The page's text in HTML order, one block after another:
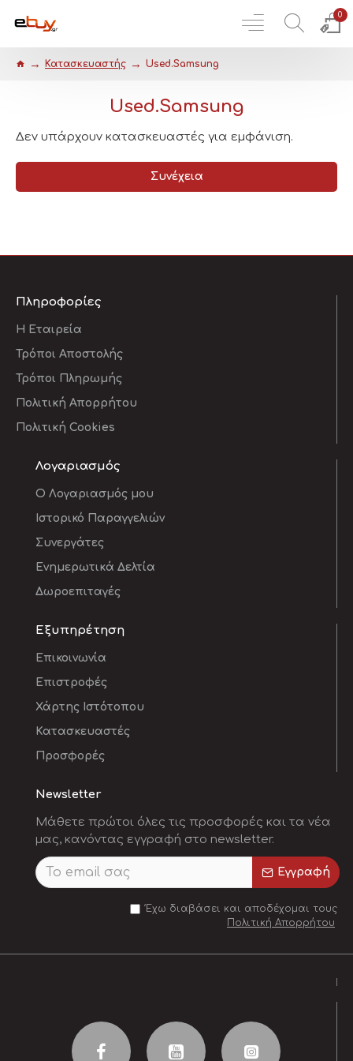
0
Κατασκευαστής Used.Samsung
Used.Samsung
Δεν υπάρχουν κατασκευαστές για εμφάνιση.
Συνέχεια
Πληροφορίες
Η Εταιρεία
Τρόποι Αποστολής
Τρόποι Πληρωμής
Πολιτική Απορρήτου
Πολιτική Cookies
Λογαριασμός
O Λογαριασμός μου
Ιστορικό Παραγγελιών
Συνεργάτες
Ενημερωτικά Δελτία
Δωροεπιταγές
Εξυπηρέτηση
Επικοινωνία
Επιστροφές
Χάρτης Ιστότοπου
Κατασκευαστές
Προσφορές
Newsletter
Μάθετε πρώτοι όλες τις προσφορές και τα νέα
μας, κανόντας εγγραφή στο newsletter.
Εγγραφή
Έχω διαβάσει και αποδέχομαι τους
Πολιτική Απορρήτου